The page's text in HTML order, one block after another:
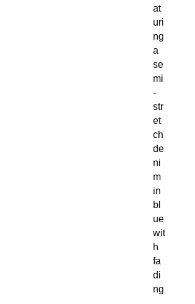
at
uri
ng
a
se
mi
-
str
et
ch
de
ni
m
in
bl
ue
wit
h
fa
di
ng